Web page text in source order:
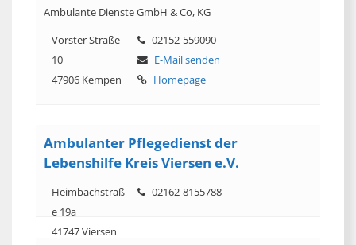
Ambulante Dienste GmbH & Co, KG
Vorster Straße
10
47906 Kempen
02152-559090
E-Mail senden
Homepage
Ambulanter Pflegedienst der
Lebenshilfe Kreis Viersen e.V.
Heimbachstraß
e 19a
41747 Viersen
02162-8155788